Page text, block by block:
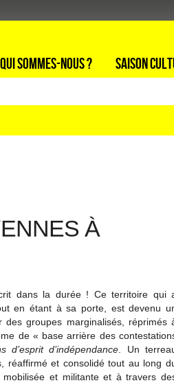
Qui sommes-nous ? Saison
À
dans la durée ! Ce territoire qui
en étant à sa porte, est devenu
groupes marginalisés, réprimés
de « base arrière des
d’espritd’indépendance . Un
réaffirmé et consolidé tout au long
mobilisée et militante et à travers